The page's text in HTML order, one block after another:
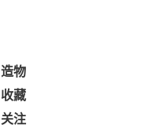
造物
收藏
关注